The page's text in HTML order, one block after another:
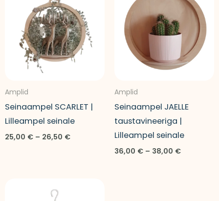
Amplid
Seinaampel SCARLET |
Lilleampel seinale
25,00 € – 26,50 €
26,50 €
Amplid
Seinaampel JAELLE
taustavineeriga |
Lilleampel seinale
36,00 € – 38,00 €
kuni
38,00 €